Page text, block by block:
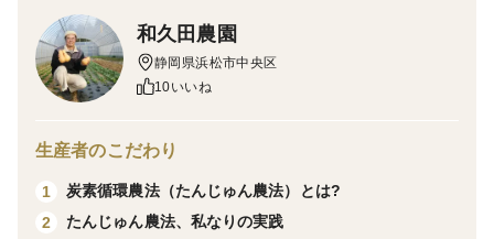
をお楽しみください。鮮度を保つため、クール便対応と
させていただきます。
天然物につき大きさにばらつきがございます。1キロ前
後のものが多いです。
和久田農園
静岡県浜松市中央区
10いいね
生産者のこだわり
1
炭素循環農法（たんじゅん農法）とは?
2
たんじゅん農法、私なりの実践